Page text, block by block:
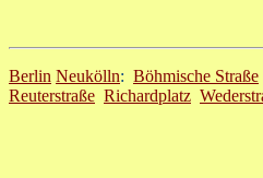
Berlin Neukölln: Böhmische Straße
Reuterstraße Richardplatz